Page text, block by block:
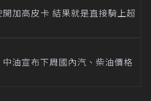
加高皮卡 結果就是直接騎上超
油宣布下周國內汽、柴油價格